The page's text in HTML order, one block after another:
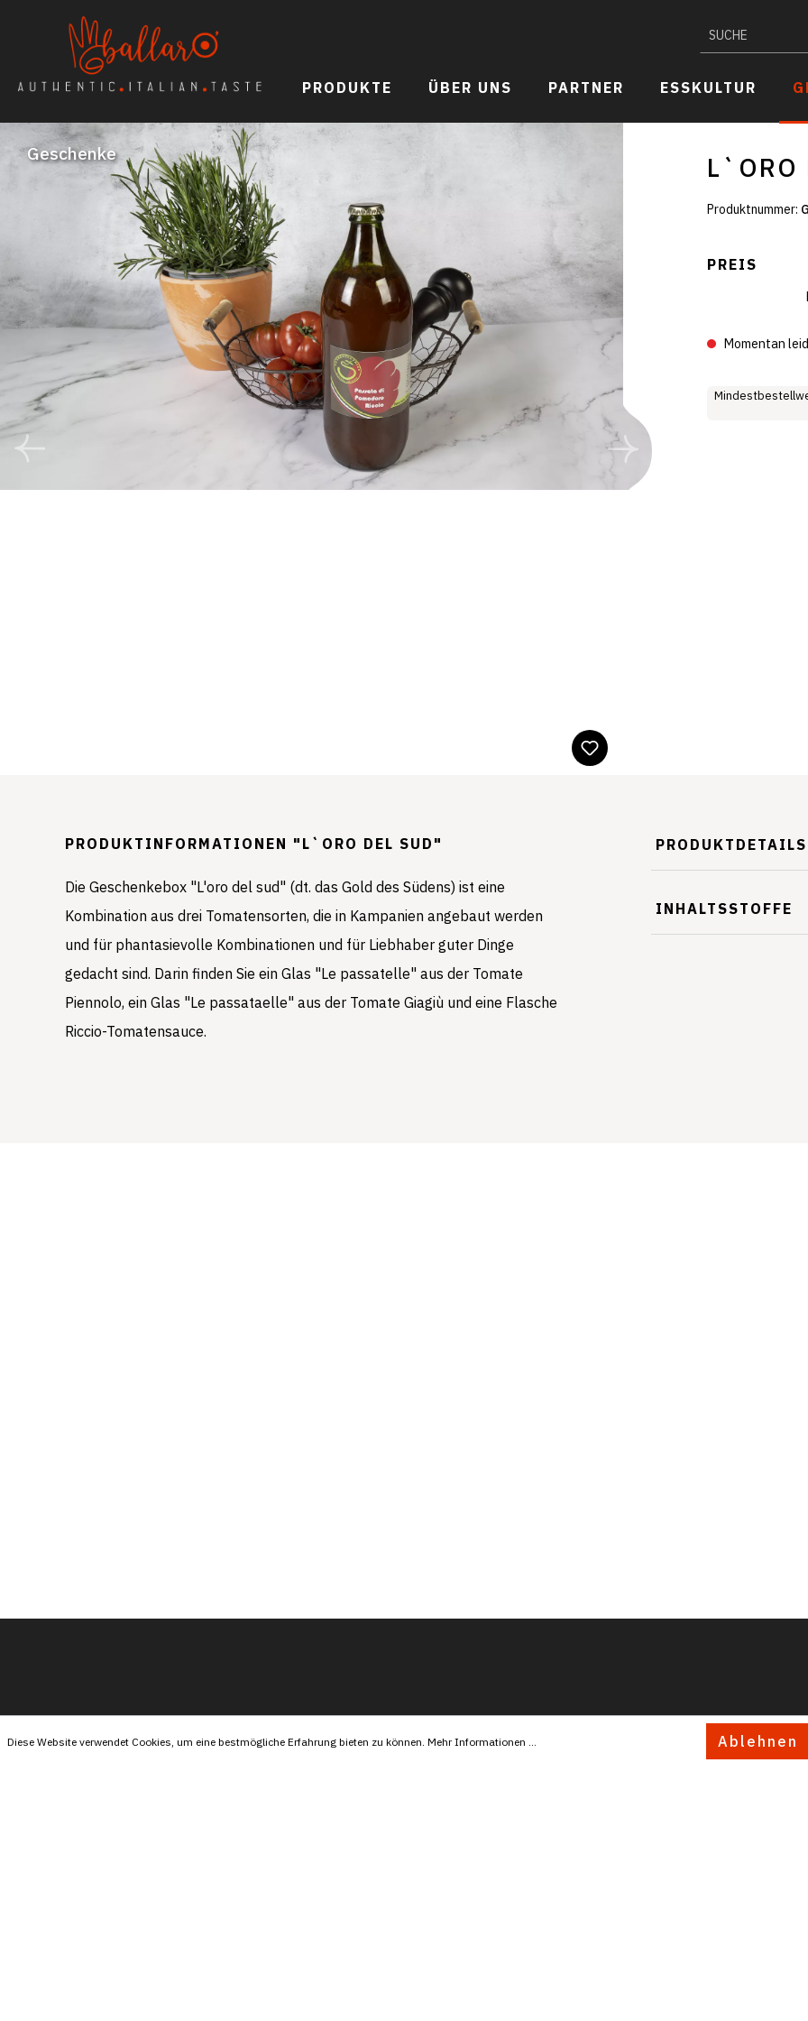
PRODUKTE ÜBER UNS PARTNER ESSKULTUR
Sughi, Pesti & Tomaten Fisch & Meeresfrüchtespezialitäten
Antipasti
Olivenöl & Essig Wurstspezialitäten
Pasta, Reis & Mehl
Geschenke L`ORO
Produktnummer:
PREIS
Momentan
PRODUKTINFORMATIONEN "L`ORO DEL SUD"
Die Geschenkebox "L'oro del sud" (dt. das Gold des Südens) ist eine
Kombination aus drei Tomatensorten, die in Kampanien angebaut werden
und für phantasievolle Kombinationen und für Liebhaber guter Dinge
gedacht sind. Darin finden Sie ein Glas "Le passatelle" aus der Tomate
Piennolo, ein Glas "Le passataelle" aus der Tomate Giagiù und eine Flasche
Riccio-Tomatensauce.
PRODUKTDETAILS
INHALTSSTOFFE
INFORMATIONEN
Diese Website verwendet Cookies, um eine bestmögliche Erfahrung bieten zu können. Mehr Informationen ... Ablehnen